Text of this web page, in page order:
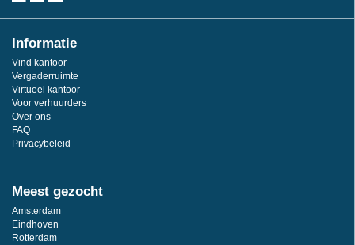
Informatie
Vind kantoor
Vergaderruimte
Virtueel kantoor
Voor verhuurders
Over ons
FAQ
Privacybeleid
Meest gezocht
Amsterdam
Eindhoven
Rotterdam